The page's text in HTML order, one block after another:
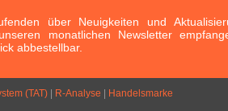
über Neuigkeiten und
monatlichen Newsletter
abbestellbar.
(TAT) R-Analyse Handelsmarke